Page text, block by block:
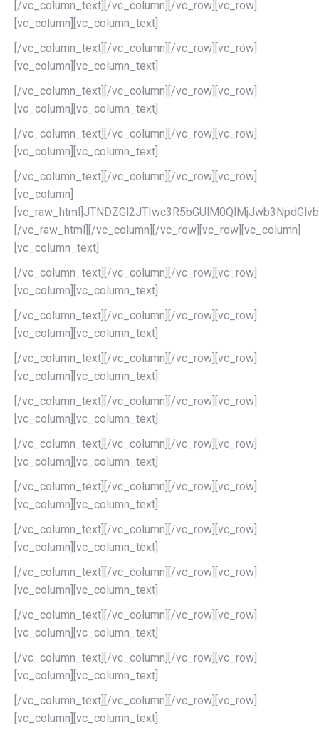
[/vc_column_text][/vc_column][/vc_row][vc_row]
[vc_column][vc_column_text]
[/vc_column_text][/vc_column][/vc_row][vc_row]
[vc_column][vc_column_text]
[/vc_column_text][/vc_column][/vc_row][vc_row]
[vc_column][vc_column_text]
[/vc_column_text][/vc_column][/vc_row][vc_row]
[vc_column][vc_column_text]
[/vc_column_text][/vc_column][/vc_row][vc_row]
[vc_column]
[/vc_raw_html][/vc_column][/vc_row][vc_row][vc_column]
[vc_column_text]
[/vc_column_text][/vc_column][/vc_row][vc_row]
[vc_column][vc_column_text]
[/vc_column_text][/vc_column][/vc_row][vc_row]
[vc_column][vc_column_text]
[/vc_column_text][/vc_column][/vc_row][vc_row]
[vc_column][vc_column_text]
[/vc_column_text][/vc_column][/vc_row][vc_row]
[vc_column][vc_column_text]
[/vc_column_text][/vc_column][/vc_row][vc_row]
[vc_column][vc_column_text]
[/vc_column_text][/vc_column][/vc_row][vc_row]
[vc_column][vc_column_text]
[/vc_column_text][/vc_column][/vc_row][vc_row]
[vc_column][vc_column_text]
[/vc_column_text][/vc_column][/vc_row][vc_row]
[vc_column][vc_column_text]
[/vc_column_text][/vc_column][/vc_row][vc_row]
[vc_column][vc_column_text]
[/vc_column_text][/vc_column][/vc_row][vc_row]
[vc_column][vc_column_text]
[/vc_column_text][/vc_column][/vc_row][vc_row]
[vc_column][vc_column_text]